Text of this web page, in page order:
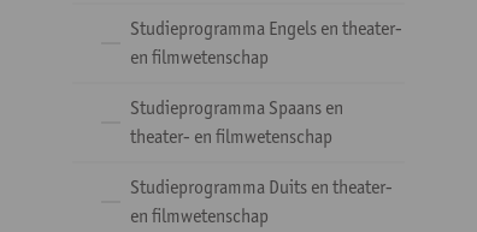
Studieprogramma Engels en theater-
en filmwetenschap
Studieprogramma Spaans en
theater- en filmwetenschap
Studieprogramma Duits en theater-
en filmwetenschap